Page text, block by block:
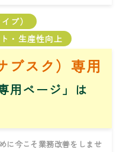
ブ）
・生産性向上
ブスク）専用
専用ページ」は
に今こそ業務改善をしませ